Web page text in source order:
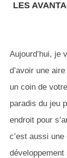
LES
Aujourd’hui, je
d’avoir une
un coin de
paradis du jeu
endroit pour
c’est aussi